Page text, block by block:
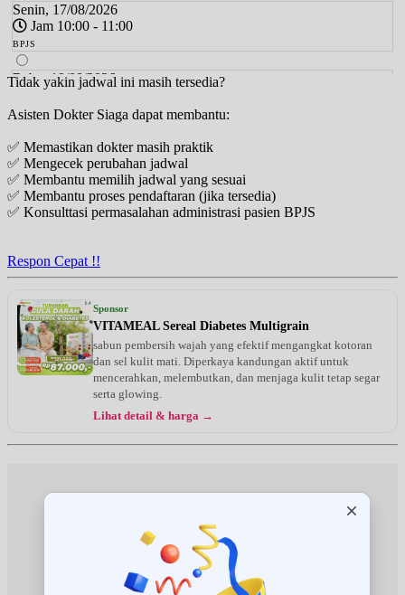
Senin, 17/08/2026
Jam 10:00 - 11:00
BPJS
Rabu, 19/08/2026
Jam 10:00 - 11:00
EKSEKUTIF
Jumat, 21/08/2026
Jam 10:00 - 11:00
EKSEKUTIF
Sabtu, 22/08/2026
Jam 10:00 - 11:00
BPJS
Rabu, 26/08/2026
Jam 10:00 - 11:00
Jumat, 28/08/2026
Sabtu, 29/08/2026
Jam 10:00 - 11:00
Tidak yakin jadwal ini masih tersedia?
Asisten Dokter Siaga dapat membantu:
✅ Memastikan dokter masih praktik
✅ Mengecek perubahan jadwal
✅ Membantu memilih jadwal yang sesuai
✅ Membantu proses pendaftaran (jika tersedia)
✅ Konsulttasi permasalahan administrasi pasien BPJS
Respon Cepat !!
Sponsor
VITAMEAL Sereal Diabetes Multigrain
sabun pembersih wajah yang efektif mengangkat kotoran
dan sel kulit mati. Diperkaya kandungan aktif untuk
mencerahkan, melembutkan, dan menjaga kulit tetap segar
serta glowing.
Lihat detail & harga →